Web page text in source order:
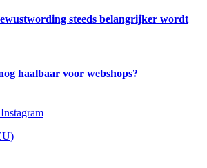
steeds belangrijker wordt
haalbaar voor webshops?
Instagram